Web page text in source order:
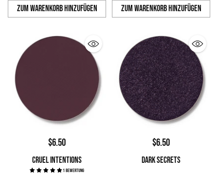
Zum Warenkorb hinzufügen
Anzahl
Zum Warenkorb hinzufügen
Anzahl
$6.50
CRUEL INTENTIONS
1 Bewertung
$6.50
DARK SECRETS